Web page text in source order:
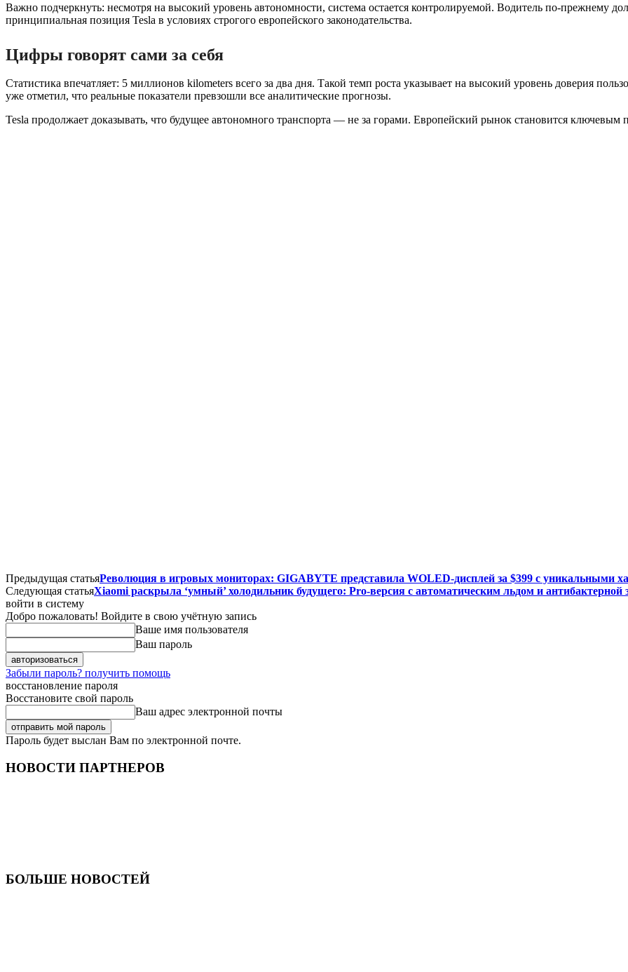
Важно подчеркнуть: несмотря на высокий уровень автономности, система остается контролируемой. Водитель по-прежнему
принципиальная позиция Tesla в условиях строгого европейского законодательства.
Цифры говорят сами за себя
Статистика впечатляет: 5 миллионов kilometers всего за два дня. Такой темп роста указывает на высокий уровень доверия
уже отметил, что реальные показатели превзошли все аналитические прогнозы.
Tesla продолжает доказывать, что будущее автономного транспорта — не за горами. Европейский рынок становится
Предыдущая статьяРеволюция в игровых мониторах: GIGABYTE представила WOLED-дисплей за $399 с уникальными
Следующая статьяXiaomi раскрыла ‘умный’ холодильник будущего: Pro-версия с автоматическим льдом и антибактерной
войти в систему
Добро пожаловать! Войдите в свою учётную запись
Ваше имя пользователя
Ваш пароль
Забыли пароль? получить помощь
восстановление пароля
Восстановите свой пароль
Ваш адрес электронной почты
Пароль будет выслан Вам по электронной почте.
НОВОСТИ ПАРТНЕРОВ
БОЛЬШЕ НОВОСТЕЙ